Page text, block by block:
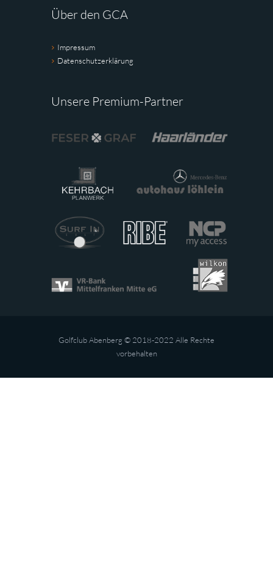
Über den GCA
Impressum
Datenschutzerklärung
Unsere Premium-Partner
Golfclub Abenberg © 2018-2022 Alle Rechte
vorbehalten